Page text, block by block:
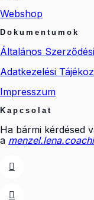
Webshop
Dokumentumok
Általános
Adatkezelési
Impresszum
Kapcsolat
Ha bármi kérdésed
a